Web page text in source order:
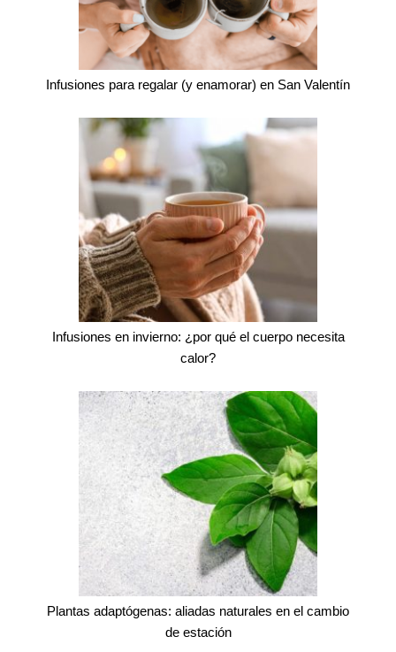
Infusiones para regalar (y enamorar) en San Valentín
Infusiones en invierno: ¿por qué el cuerpo necesita
calor?
Plantas adaptógenas: aliadas naturales en el cambio
de estación